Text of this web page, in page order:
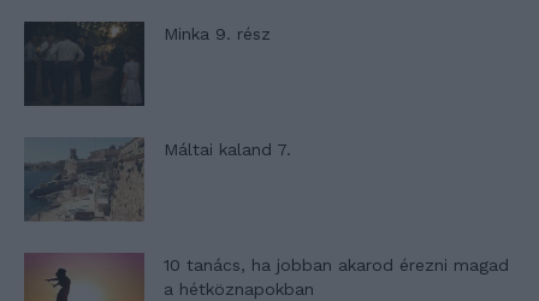
Minka 9. rész
Máltai kaland 7.
10 tanács, ha jobban akarod érezni magad
a hétköznapokban